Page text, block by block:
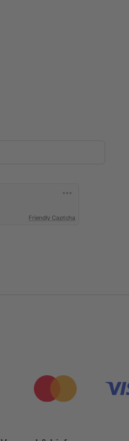
Friendly Captcha